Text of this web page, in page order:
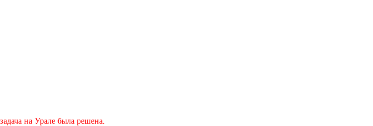
на Урале была решена.